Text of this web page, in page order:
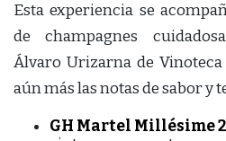
Esta experiencia se
de champagnes
Álvaro Urizarna de
aún más las notas de sabor y
GH Martel Millésime